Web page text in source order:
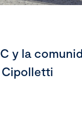
y la